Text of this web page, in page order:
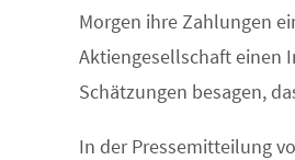
Morgen ihre Zahlungen
Aktiengesellschaft einen
Schätzungen besagen,
In der Pressemitteilung